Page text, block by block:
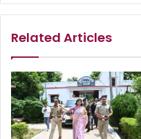
Related Articles